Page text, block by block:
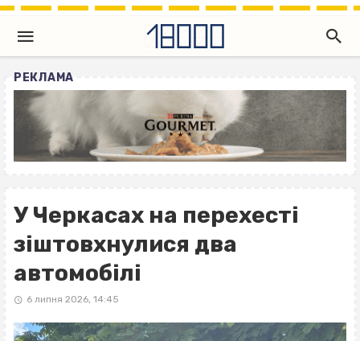
РЕКЛАМА
У Черкасах на перехесті
зіштовхнулися два
автомобілі
6 липня 2026, 14:45